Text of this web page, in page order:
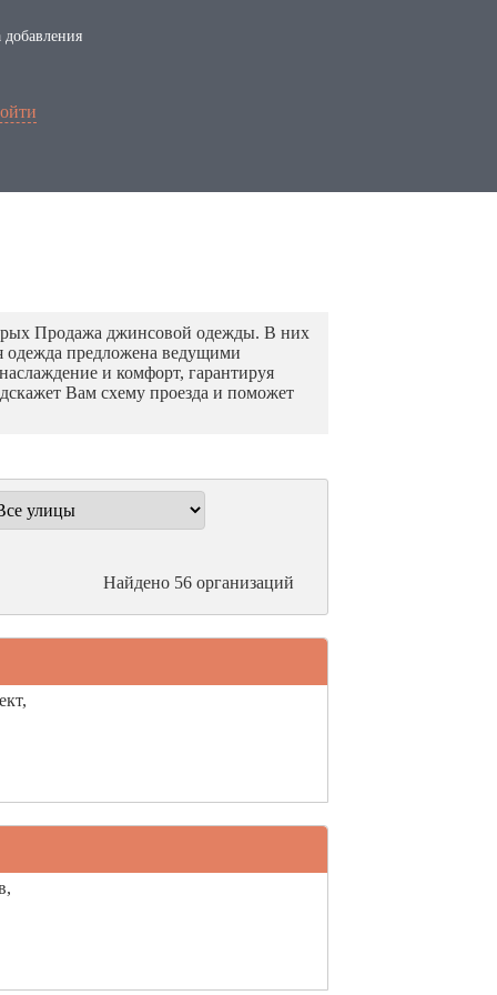
Продажа джинсовой одежды. В них
предложена ведущими
и комфорт, гарантируя
Вам схему проезда и поможет
Найдено 56 организаций